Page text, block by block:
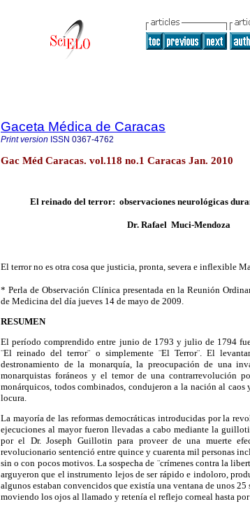
Gaceta Médica de Caracas
Print version ISSN 0367-4762
Gac Méd Caracas. vol.118 no.1 Caracas Jan. 2010
 Elreinado del terror: observaciones neurológicas
Dr. Rafael Muci-Mendoza
El terror no es otra cosa que justicia, pronta, severa e inflexible
* Perla de Observación Clínica presentada en la Reunión
de Medicina del día jueves 14 de mayo de 2009.
RESUMEN
El período comprendido entre junio de 1793 y julio de 1794
¨El reinado delterror¨ o simplemente ¨El Terror¨. El
destronamiento de la monarquía, la preocupación de una
monarquistas foráneos y el temor de una contrarrevolución
monárquicos, todos combinados, condujeron a la nación al caos
locura.
La mayoría de las reformas democráticas introducidas por la
ejecuciones al mayor fueron llevadas a cabo mediante la
por el Dr. Joseph Guillotinpara proveer de una muerte
revolucionario sentenció entre quince y cuarenta mil personas
sin o con pocos motivos. La sospecha de ¨crímenescontra la
arguyeron que el instrumento lejos de ser rápido e indoloro,
algunos estaban convencidos que existía una ventana de unos
moviendo los ojos al llamado y retenía el reflejo corneal hasta